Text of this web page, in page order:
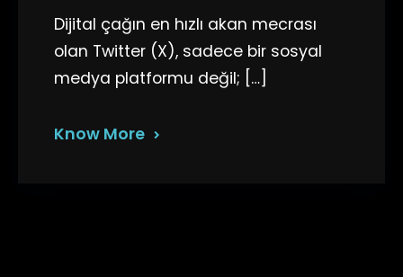
Dijital çağın en hızlı akan mecrası
olan Twitter (X), sadece bir sosyal
medya platformu değil; […]
Know More